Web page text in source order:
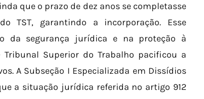
que o prazo de dez anos se completasse
TST, garantindo a incorporação. Esse
da segurança jurídica e na proteção à
Superior do Trabalho pacificou a
A Subseção I Especializada em Dissídios
a situação jurídica referida no artigo 912